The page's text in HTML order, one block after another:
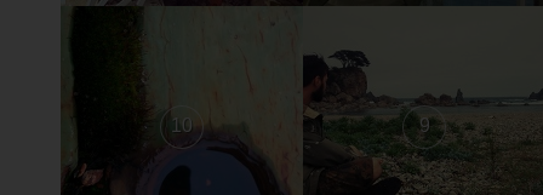
10 9